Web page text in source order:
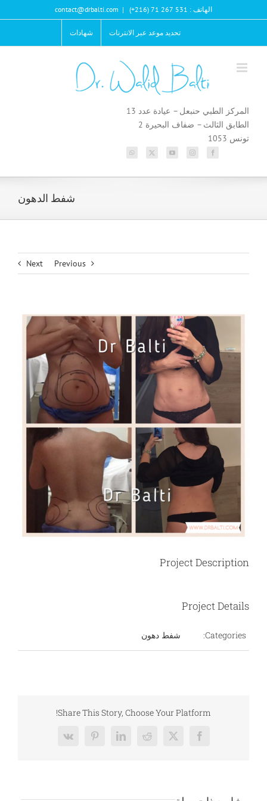
to
الهاتف : 531 267 71 (216+) |
contact@drbalti.com
تحديد موعد عبر الانترنات شهادات
المركز الطبي حنبعل – عيادة عدد 13
الطابق الثالث – ضفاف البحيرة 2
تونس 1053
شفط الدهون
Previous
Next
View
Project Description
Project Details
Categories: شفط دهون
Share This Story, Choose Your Platform!
Facebook
X
Reddit
LinkedIn
Pinterest
Vk